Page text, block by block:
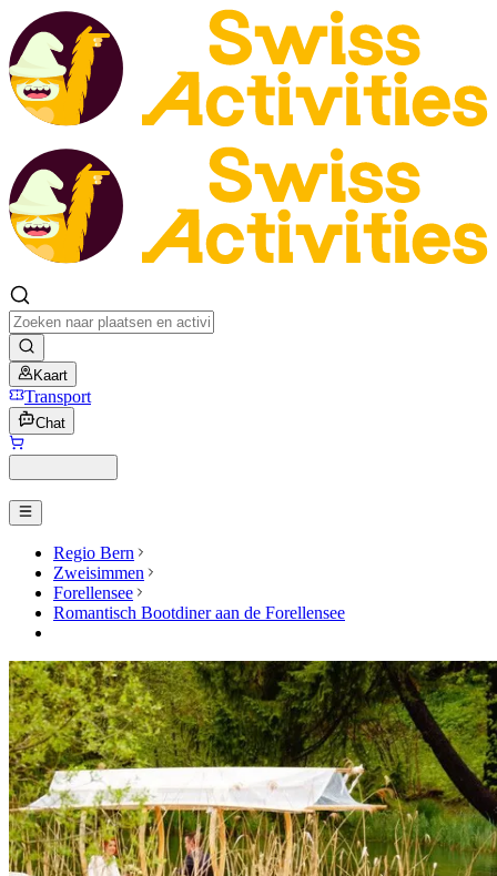
Kaart
Transport
Chat
Regio Bern
Zweisimmen
Forellensee
Romantisch Bootdiner aan de Forellensee